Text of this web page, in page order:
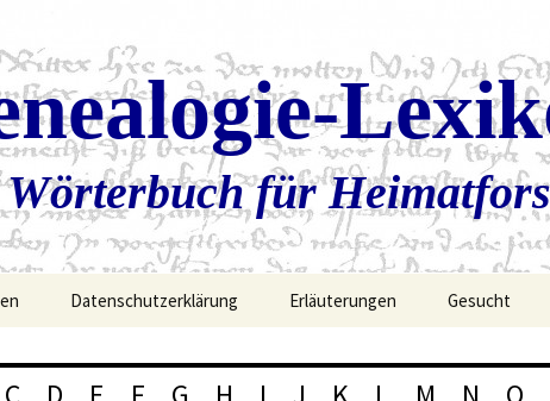
für
Datenschutzerklärung Erläuterungen Gesucht